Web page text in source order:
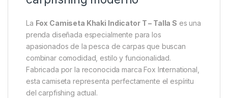
Descripción Specification
Fox Camiseta Khaki Indicator T –
Talla S